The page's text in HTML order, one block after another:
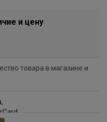
и цену
товара в магазине и